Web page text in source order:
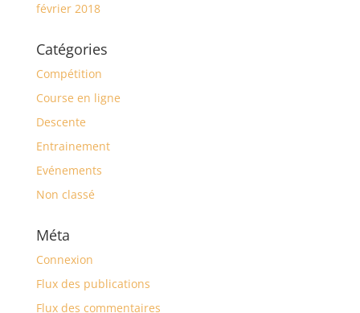
février 2018
Catégories
Compétition
Course en ligne
Descente
Entrainement
Evénements
Non classé
Méta
Connexion
Flux des publications
Flux des commentaires